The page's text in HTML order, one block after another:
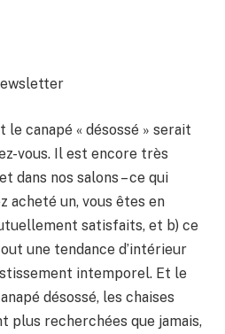
le canapé « désossé » serait
vous. Il est encore très
dans nos salons – ce qui
acheté un, vous êtes en
satisfaits, et b) ce
une tendance d’intérieur
intemporel. Et le
désossé, les chaises
plus recherchées que jamais,